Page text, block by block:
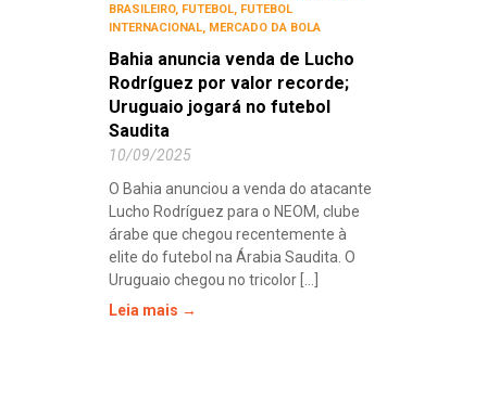
BRASILEIRO, FUTEBOL, FUTEBOL
INTERNACIONAL, MERCADO DA BOLA
Bahia anuncia venda de Lucho
Rodríguez por valor recorde;
Uruguaio jogará no futebol
Saudita
10/09/2025
O Bahia anunciou a venda do atacante
Lucho Rodríguez para o NEOM, clube
árabe que chegou recentemente à
elite do futebol na Árabia Saudita. O
Uruguaio chegou no tricolor [...]
Leia mais →